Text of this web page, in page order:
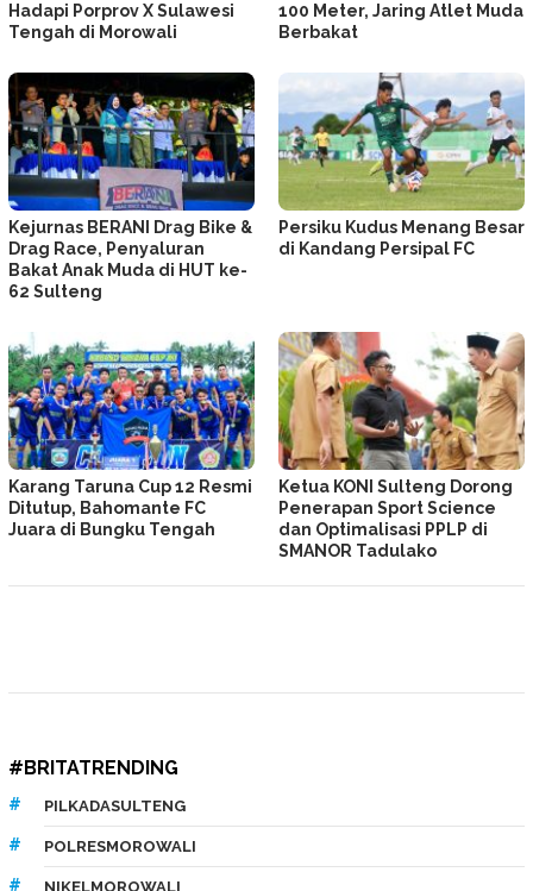
Hadapi Porprov X Sulawesi
Tengah di Morowali
100 Meter, Jaring Atlet Muda
Berbakat
Kejurnas BERANI Drag Bike &
Drag Race, Penyaluran
Bakat Anak Muda di HUT ke-
62 Sulteng
Persiku Kudus Menang Besar
di Kandang Persipal FC
Karang Taruna Cup 12 Resmi
Ditutup, Bahomante FC
Juara di Bungku Tengah
Ketua KONI Sulteng Dorong
Penerapan Sport Science
dan Optimalisasi PPLP di
SMANOR Tadulako
#BRITATRENDING
PILKADASULTENG
POLRESMOROWALI
NIKELMOROWALI